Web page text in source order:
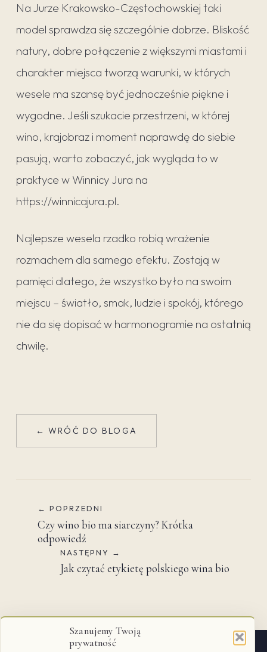
Szanujemy Twoją
prywatność
Na Jurze Krakowsko-Częstochowskiej taki
model sprawdza się szczególnie dobrze. Bliskość
natury, dobre połączenie z większymi miastami i
charakter miejsca tworzą warunki, w których
wesele ma szansę być jednocześnie piękne i
wygodne. Jeśli szukacie przestrzeni, w której
wino, krajobraz i moment naprawdę do siebie
pasują, warto zobaczyć, jak wygląda to w
praktyce w Winnicy Jura na
https://winnicajura.pl.
Najlepsze wesela rzadko robią wrażenie
rozmachem dla samego efektu. Zostają w
pamięci dlatego, że wszystko było na swoim
miejscu – światło, smak, ludzie i spokój, którego
nie da się dopisać w harmonogramie na ostatnią
chwilę.
← WRÓĆ DO BLOGA
← POPRZEDNI
Czy wino bio ma siarczyny? Krótka
odpowiedź
NASTĘPNY →
Jak czytać etykietę polskiego wina bio